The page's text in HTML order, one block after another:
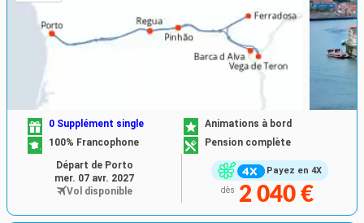
Payez en 4X
0 Supplément single
Animations à bord
100% Francophone
Pension complète
dès 2 040 €
Départ de Porto
mer. 07 avr. 2027
Vol disponible